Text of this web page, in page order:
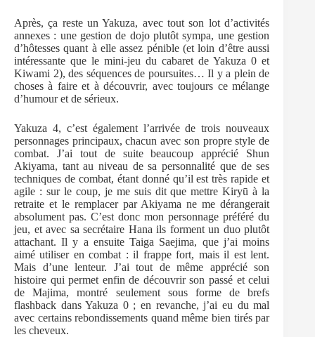
Après, ça reste un Yakuza, avec tout son lot d’activités
annexes : une gestion de dojo plutôt sympa, une gestion
d’hôtesses quant à elle assez pénible (et loin d’être aussi
intéressante que le mini-jeu du cabaret de Yakuza 0 et
Kiwami 2), des séquences de poursuites… Il y a plein de
choses à faire et à découvrir, avec toujours ce mélange
d’humour et de sérieux.
Yakuza 4, c’est également l’arrivée de trois nouveaux
personnages principaux, chacun avec son propre style de
combat. J’ai tout de suite beaucoup apprécié Shun
Akiyama, tant au niveau de sa personnalité que de ses
techniques de combat, étant donné qu’il est très rapide et
agile : sur le coup, je me suis dit que mettre Kiryū à la
retraite et le remplacer par Akiyama ne me dérangerait
absolument pas. C’est donc mon personnage préféré du
jeu, et avec sa secrétaire Hana ils forment un duo plutôt
attachant. Il y a ensuite Taiga Saejima, que j’ai moins
aimé utiliser en combat : il frappe fort, mais il est lent.
Mais d’une lenteur. J’ai tout de même apprécié son
histoire qui permet enfin de découvrir son passé et celui
de Majima, montré seulement sous forme de brefs
flashback dans Yakuza 0 ; en revanche, j’ai eu du mal
avec certains rebondissements quand même bien tirés par
les cheveux.